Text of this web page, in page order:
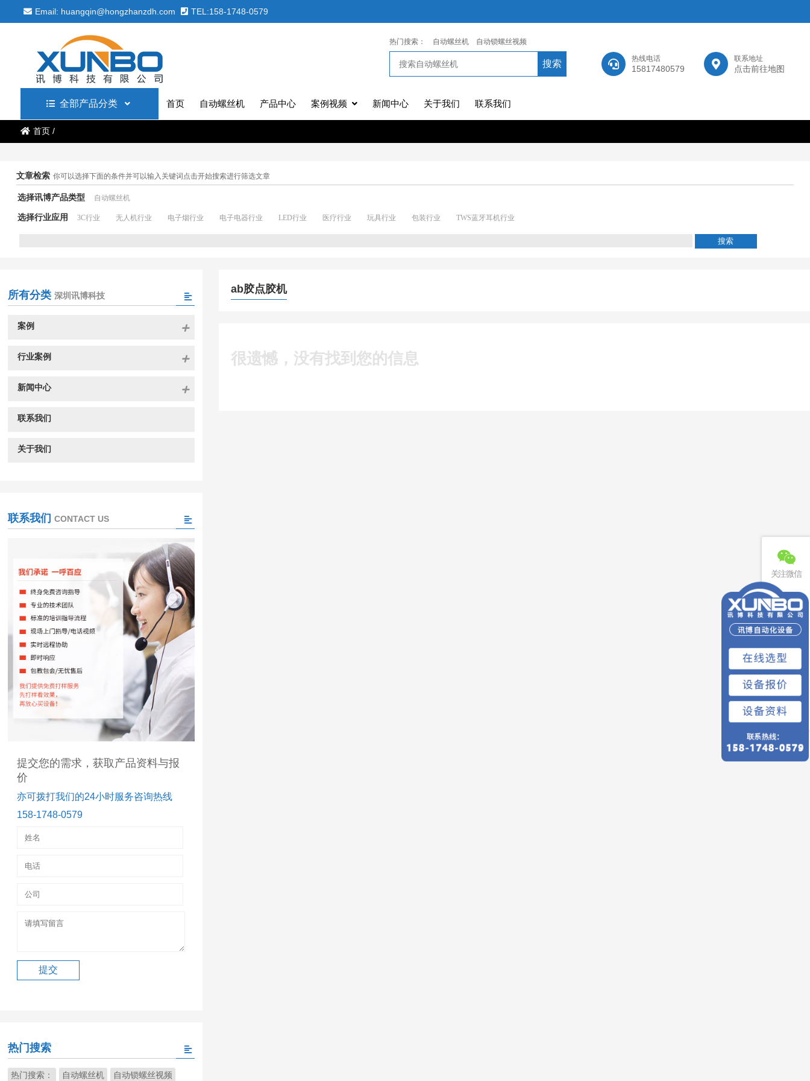
Email: huangqin@hongzhanzdh.com TEL:158-1748-0579
热线电话
15817480579
联系地址
点击前往地图
热门搜索： 自动螺丝机 自动锁螺丝视频
全部产品分类 首页 自动螺丝机 产品中心 案例视频 新闻中心 关于我们 联系我们
首页/
文章检索 你可以选择下面的条件并可以输入关键词点击开始搜索进行筛选文章
选择讯博产品类型 自动螺丝机
选择行业应用 3C行业 无人机行业 电子烟行业 电子电器行业 LED行业 医疗行业 玩具行业 包装行业 TWS蓝牙耳机行业
ab胶点胶机
很遗憾，没有找到您的信息
所有分类 深圳讯博科技
案例
行业案例
新闻中心
联系我们
关于我们
联系我们 CONTACT US
提交您的需求，获取产品资料与报
价
亦可拨打我们的24小时服务咨询热线
158-1748-0579
热门搜索
热门搜索： 自动螺丝机 自动锁螺丝视频
关注微信
联系电话
免费预约
回到顶部